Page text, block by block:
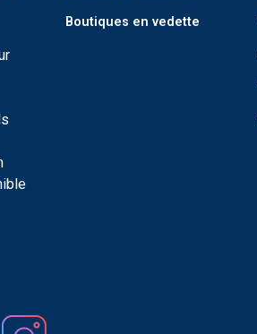
Boutiques en vedette